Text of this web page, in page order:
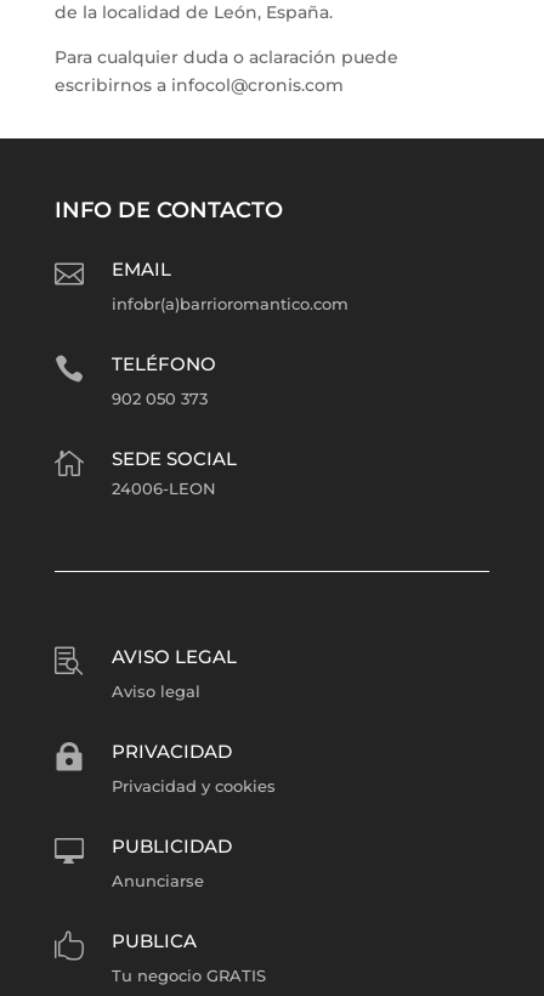
de la localidad de León, España.
Para cualquier duda o aclaración puede
escribirnos a infocol@cronis.com
INFO DE CONTACTO
 EMAIL
infobr(a)barrioromantico.com
 TELÉFONO
902 050 373
 SEDE SOCIAL
24006-LEON
 AVISO LEGAL
Aviso legal
 PRIVACIDAD
Privacidad y cookies
 PUBLICIDAD
Anunciarse
 PUBLICA
Tu negocio GRATIS